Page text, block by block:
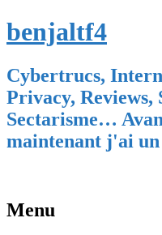
benjaltf4
Cybertrucs,
Privacy, Reviews,
Sectarisme…
maintenant j'ai
Menu